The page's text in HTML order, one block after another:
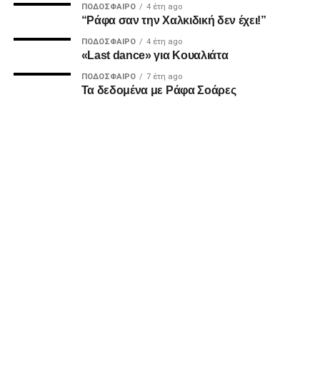
ADVERTISEMENT
ΠΟΔΌΣΦΑΙΡΟ 4 έτη ago
“Ράφα σαν την Χαλκιδική δεν έχει!”
ΠΟΔΌΣΦΑΙΡΟ 4 έτη ago
«Last dance» για Κουαλιάτα
ΠΟΔΌΣΦΑΙΡΟ 7 έτη ago
Τα δεδομένα με Ράφα Σοάρες